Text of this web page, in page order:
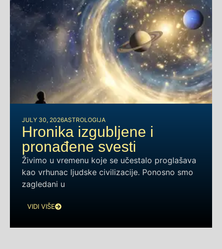
JULY 30, 2026ASTROLOGIJA
Hronika izgubljene i
pronađene svesti
Živimo u vremenu koje se učestalo proglašava
kao vrhunac ljudske civilizacije. Ponosno smo
zagledani u
VIDI VIŠE